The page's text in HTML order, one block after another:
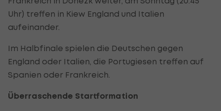
Uhr) treffen in Kiew England und Italien
aufeinander.
Im Halbfinale spielen die Deutschen gegen
England oder Italien, die Portugiesen treffen auf
Spanien oder Frankreich.
Überraschende Startformation